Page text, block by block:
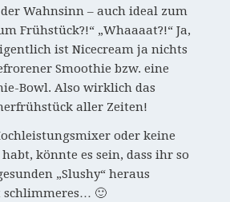
Wahnsinn – auch ideal zum
Frühstück?!“ „Whaaaat?!“ Ja,
ist Nicecream ja nichts
Smoothie bzw. eine
Bowl. Also wirklich das
aller Zeiten!
oder keine
könnte es sein, dass ihr so
„Slushy“ heraus
schlimmeres… 🙂